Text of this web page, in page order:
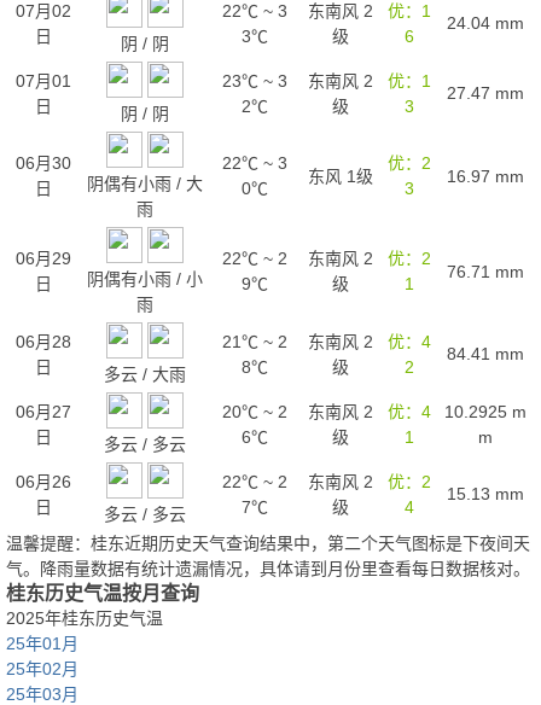
07月02
日
阴 / 阴
22℃ ~ 3
3℃
东南风 2
级
优：1
6
24.04 mm
07月01
日
阴 / 阴
23℃ ~ 3
2℃
东南风 2
级
优：1
3
27.47 mm
06月30
日
阴偶有小雨/ 大
雨
22℃ ~ 3
0℃
东风 1级
优：2
3
16.97 mm
06月29
日
阴偶有小雨/ 小
雨
22℃ ~ 2
9℃
东南风 2
级
优：2
1
76.71 mm
06月28
日
多云/ 大雨
21℃ ~ 2
8℃
东南风 2
级
优：4
2
84.41 mm
06月27
日
多云/ 多云
20℃ ~ 2
6℃
东南风 2
级
优：4
1
10.2925 m
m
06月26
日
多云/ 多云
22℃ ~ 2
7℃
东南风 2
级
优：2
4
15.13 mm
温馨提醒：桂东近期历史天气查询结果中，第二个天气图标是下夜间天
气。降雨量数据有统计遗漏情况，具体请到月份里查看每日数据核对。
桂东历史气温按月查询
2025年桂东历史气温
25年01月
25年02月
25年03月